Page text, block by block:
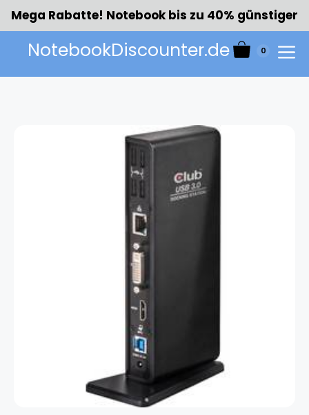
Zum
Inhalt
springen
Mega Rabatte! Notebook bis zu 40% günstiger
NotebookDiscounter.de 0
Menü